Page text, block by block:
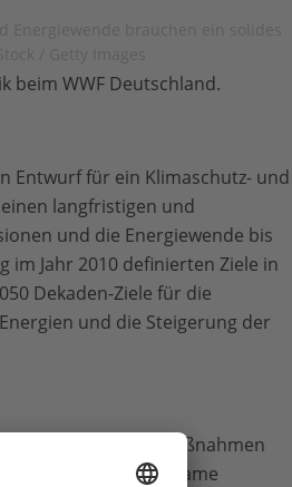
beim WWF Deutschland.
Entwurf für ein Klimaschutz- und
langfristigen und
und die Energiewende bis
im Jahr 2010 definierten Ziele in
Dekaden-Ziele für die
und die Steigerung der
die staatlichen Maßnahmen
und für eine wirksame